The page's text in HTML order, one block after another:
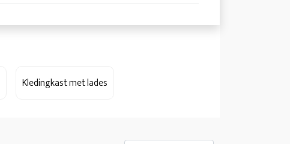
Kledingkast met lades